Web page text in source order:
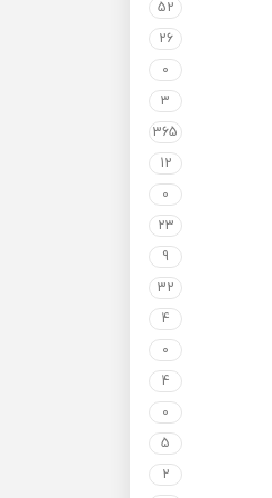
52
26
0
3
365
12
0
23
9
32
4
0
4
0
5
2